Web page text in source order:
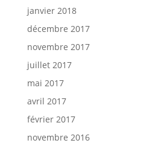
janvier 2018
décembre 2017
novembre 2017
juillet 2017
mai 2017
avril 2017
février 2017
novembre 2016